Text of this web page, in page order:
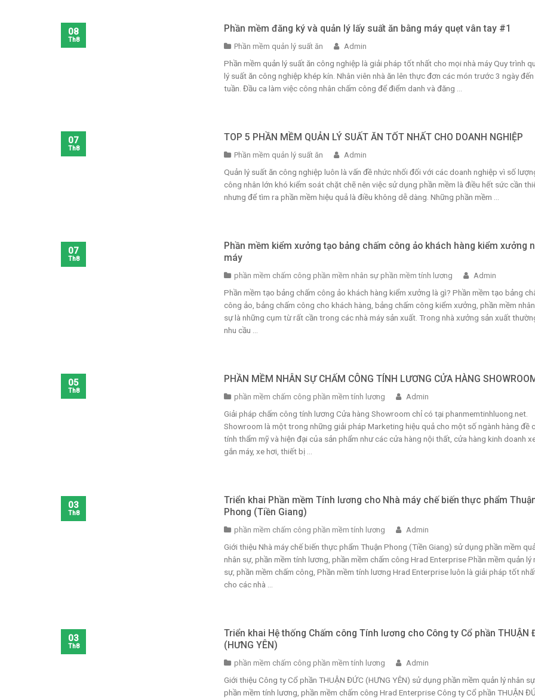
Phần mềm đăng ký và quản lý lấy suất ăn bằng máy quẹt vân tay #1
Phần mềm quản lý suất ăn Admin
Phần mềm quản lý suất ăn công nghiệp là giải pháp tốt nhất cho mọi nhà máy Quy trình
lý suất ăn công nghiệp khép kín. Nhân viên nhà ăn lên thực đơn các món trước 3 ngày đến
tuần. Đầu ca làm việc công nhân chấm công để điểm danh và đăng ...
08
Th8
TOP 5 PHẦN MỀM QUẢN LÝ SUẤT ĂN TỐT NHẤT CHO DOANH NGHIỆP
Phần mềm quản lý suất ăn Admin
Quản lý suất ăn công nghiệp luôn là vấn đề nhức nhối đối với các doanh nghiệp vì số
công nhân lớn khó kiểm soát chặt chẽ nên việc sử dụng phần mềm là điều hết sức cần
nhưng để tìm ra phần mềm hiệu quả là điều không dễ dàng. Những phần mềm ...
07
Th8
Phần mềm kiểm xưởng tạo bảng chấm công ảo khách hàng kiểm xưởng
máy
phần mềm chấm công phần mềm nhân sự phần mềm tính lương Admin
Phần mềm tạo bảng chấm công ảo khách hàng kiểm xưởng là gì? Phần mềm tạo bảng
công ảo, bảng chấm công cho khách hàng, bảng chấm công kiểm xưởng, phần mềm nhân
sự là những cụm từ rất cần trong các nhà máy sản xuất. Trong nhà xưởng sản xuất
nhu cầu ...
07
Th8
PHẦN MỀM NHÂN SỰ CHẤM CÔNG TÍNH LƯƠNG CỬA HÀNG
phần mềm chấm công phần mềm tính lương Admin
Giải pháp chấm công tính lương Cửa hàng Showroom chỉ có tại phanmemtinhluong.net.
Showroom là một trong những giải pháp Marketing hiệu quả cho một số ngành hàng đề
tính thẩm mỹ và hiện đại của sản phẩm như các cửa hàng nội thất, cửa hàng kinh doanh
gắn máy, xe hơi, thiết bị ...
05
Th8
Triển khai Phần mềm Tính lương cho Nhà máy chế biến thực phẩm
Phong (Tiền Giang)
phần mềm chấm công phần mềm tính lương Admin
Giới thiệu Nhà máy chế biến thực phẩm Thuận Phong (Tiền Giang) sử dụng phần mềm
nhân sự, phần mềm tính lương, phần mềm chấm công Hrad Enterprise Phần mềm quản lý
sự, phần mềm chấm công, Phần mềm tính lương Hrad Enterprise luôn là giải pháp tốt
cho các nhà ...
03
Th8
Triển khai Hệ thống Chấm công Tính lương cho Công ty Cổ phần THUẬN
(HƯNG YÊN)
phần mềm chấm công phần mềm tính lương Admin
Giới thiệu Công ty Cổ phần THUẬN ĐỨC (HƯNG YÊN) sử dụng phần mềm quản lý nhân sự,
phần mềm tính lương, phần mềm chấm công Hrad Enterprise Công ty Cổ phần THUẬN
03
Th8